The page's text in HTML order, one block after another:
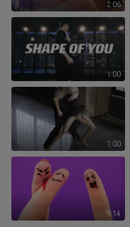
2:06
1:00
1:00
9:14